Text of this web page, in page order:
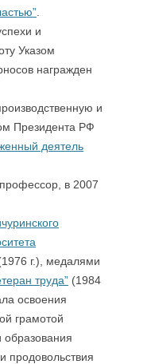
и
Указом
награжден
и
Президента РФ
деятель
в 2007
г.), медалями
труда” (1984
освоения
грамотой
образования
продовольствия